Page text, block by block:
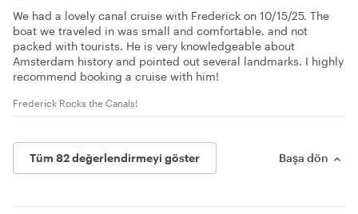
We had a lovely canal cruise with Frederick on 10/15/25. The
boat we traveled in was small and comfortable, and not
packed with tourists. He is very knowledgeable about
Amsterdam history and pointed out several landmarks. I highly
recommend booking a cruise with him!
Frederick Rocks the Canals!
Tüm 82 değerlendirmeyi göster Başa dön